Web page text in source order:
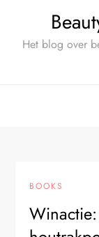
Het blog over
BOOKS